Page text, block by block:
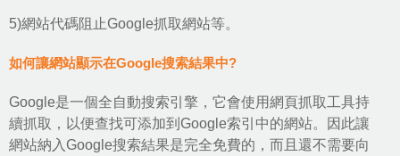
5)網站代碼阻止Google抓取網站等。
如何讓網站顯示在Google搜索結果中?
Google是一個全自動搜索引擎，它會使用網頁抓取工具持
續抓取，以便查找可添加到Google索引中的網站。因此讓
網站納入Google搜索結果是完全免費的，而且還不需要向